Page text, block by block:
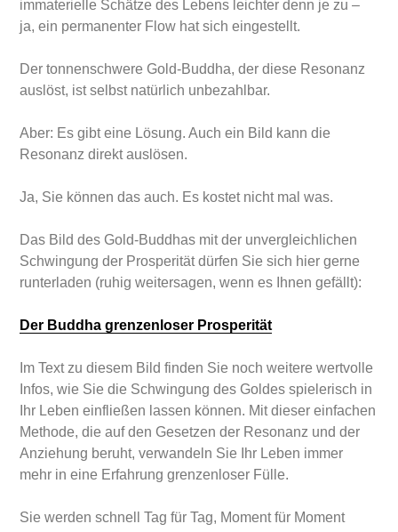
immaterielle Schätze des Lebens leichter denn je zu –
ja, ein permanenter Flow hat sich eingestellt.
Der tonnenschwere Gold-Buddha, der diese Resonanz
auslöst, ist selbst natürlich unbezahlbar.
Aber: Es gibt eine Lösung. Auch ein Bild kann die
Resonanz direkt auslösen.
Ja, Sie können das auch. Es kostet nicht mal was.
Das Bild des Gold-Buddhas mit der unvergleichlichen
Schwingung der Prosperität dürfen Sie sich hier gerne
runterladen (ruhig weitersagen, wenn es Ihnen gefällt):
Der Buddha grenzenloser Prosperität
Im Text zu diesem Bild finden Sie noch weitere wertvolle
Infos, wie Sie die Schwingung des Goldes spielerisch in
Ihr Leben einfließen lassen können. Mit dieser einfachen
Methode, die auf den Gesetzen der Resonanz und der
Anziehung beruht, verwandeln Sie Ihr Leben immer
mehr in eine Erfahrung grenzenloser Fülle.
Sie werden schnell Tag für Tag, Moment für Moment